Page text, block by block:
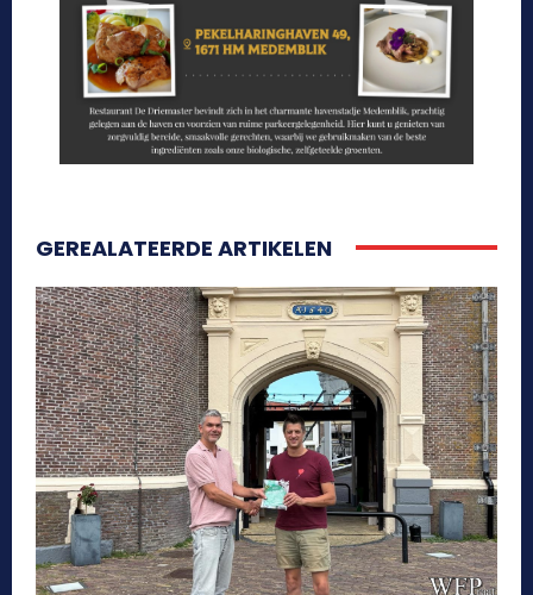
GEREALATEERDE ARTIKELEN